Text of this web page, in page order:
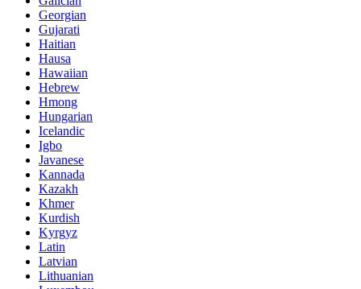
Georgian
Gujarati
Haitian
Hausa
Hawaiian
Hebrew
Hmong
Hungarian
Icelandic
Igbo
Javanese
Kannada
Kazakh
Khmer
Kurdish
Kyrgyz
Latin
Latvian
Lithuanian